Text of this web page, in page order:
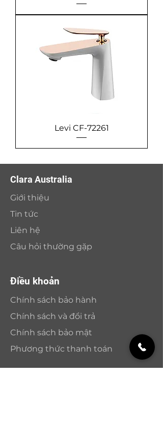
Levi CF-72261
Clara Australia
Giới thiệu
Tin tức
Liên hệ
Câu hỏi thường gặp
Điều khoản
Chính sách bảo hành
Chính sách và đổi trả
Chính sách bảo mật
Phương thức thanh toán